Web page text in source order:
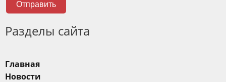
Отправить
Разделы сайта
Главная
Новости